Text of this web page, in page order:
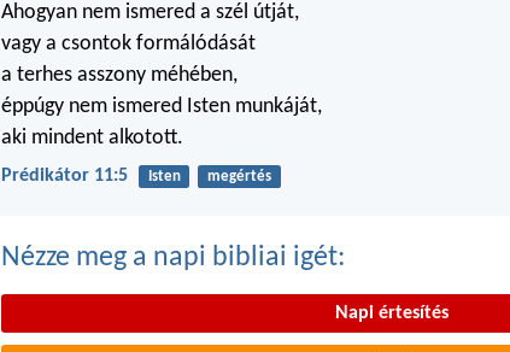
Ahogyan nem ismered a szél útját,
vagy a csontok formálódását
a terhes asszony méhében,
éppúgy nem ismered Isten munkáját,
aki mindent alkotott.
Prédikátor 11:5 Isten megértés
Nézze meg a napi bibliai igét:
Napi értesítés